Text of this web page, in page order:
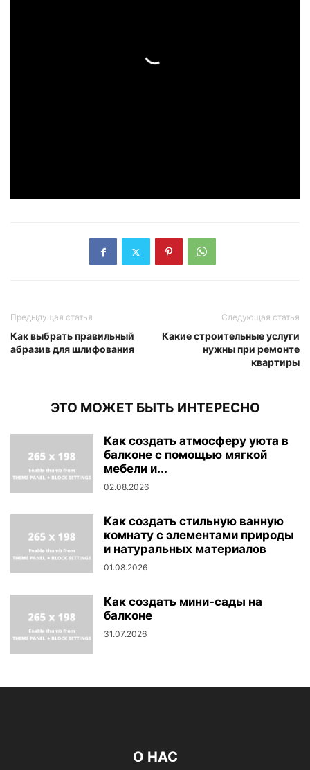
Предыдущая статья
Как выбрать правильный
абразив для шлифования
Следующая статья
Какие строительные услуги
нужны при ремонте
квартиры
ЭТО МОЖЕТ БЫТЬ ИНТЕРЕСНО
Как создать атмосферу уюта в
балконе с помощью мягкой
мебели и...
02.08.2026
Как создать стильную ванную
комнату с элементами природы
и натуральных материалов
01.08.2026
Как создать мини-сады на
балконе
31.07.2026
О НАС